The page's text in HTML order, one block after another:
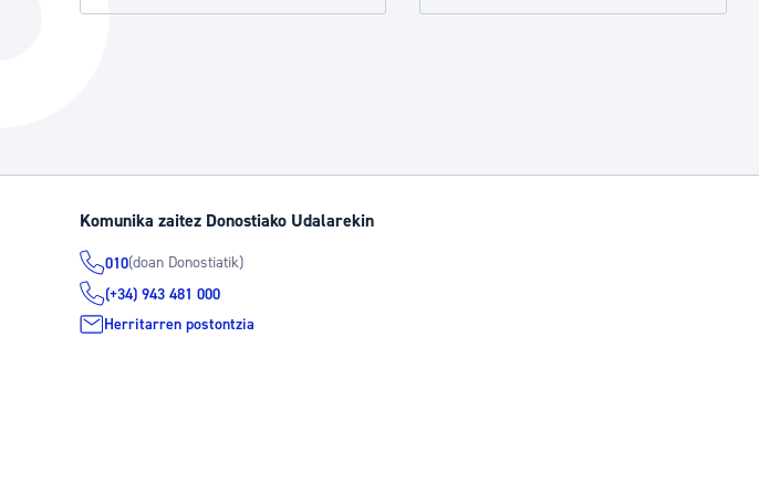
Hiria Aktualitatea
Komunika zaitez Donostiako Udalarekin
010(doan Donostiatik)
(+34) 943 481 000
Herritarren postontzia